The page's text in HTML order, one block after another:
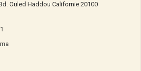
Ouled Haddou Californie 20100